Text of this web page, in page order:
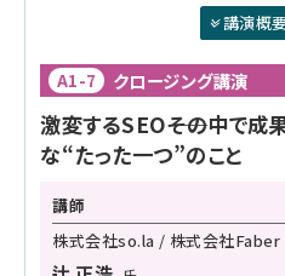
講演概
A1-7 クロージング講演
激変するSEO――その中で
な“たった一つ”のこと
講師
株式会社so.la / 株式会社